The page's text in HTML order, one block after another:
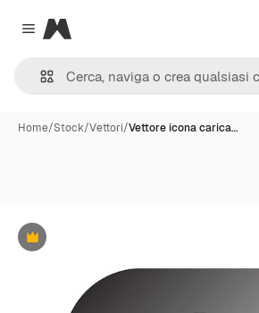
Close menu
Magnific
Home/Stock/Vettori/Vettore icona carica…
Premium